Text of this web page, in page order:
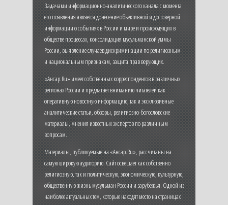
Задачами информационно-аналитического канала с момента
его появления является донесение объективной и достоверной
информации о событиях в России и мире и происходящих в
обществе процессах, консолидация мусульманской уммы
России, выявление случаев дискриминации по религиозным
и национальным признакам, защита прав верующих.
«Ансар.Ru» имеет собственных корреспондентов в различных
регионах России и предлагает вниманию читателей как
оперативную новостную информацию, так и эксклюзивные
аналитические статьи, обзоры, религиозно-богословские
материалы, мнения известных экспертов по различным
вопросам.
Материалы, публикуемые на «Ансар.Ru», рассчитаны на
самую широкую аудиторию. Сайт освещает как собственно
религиозную, так и политическую, экономическую, культурную,
общественную жизнь мусульман России и зарубежья. Одной из
наиболее актуальных тем, которые находят место на страницах